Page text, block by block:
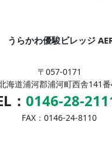
うらかわ優駿ビレッジ
〒057-0171
海道浦河郡浦河町西舎141
： 0146-28-
FAX：0146-24-8110